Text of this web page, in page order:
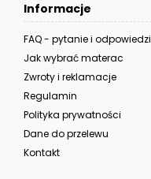
Informacje
FAQ - pytanie i odpowiedzi
Jak wybrać materac
Zwroty i reklamacje
Regulamin
Polityka prywatności
Dane do przelewu
Kontakt